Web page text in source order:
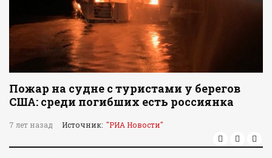
Пожар на судне с туристами у берегов
США: среди погибших есть россиянка
7 лет назад Источник: "РИА Новости"